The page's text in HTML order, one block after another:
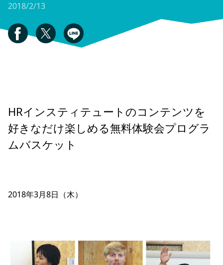
2018/2/13
HRインスティテュートのコンテンツを
好きなだけ楽しめる無料体験会プログラ
ムバスケット
2018年3月8日（木）